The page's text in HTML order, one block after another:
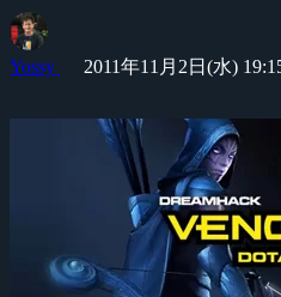
Yossy 2011年11月2日(水)